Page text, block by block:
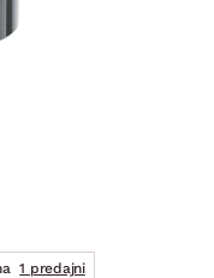
1 predajni